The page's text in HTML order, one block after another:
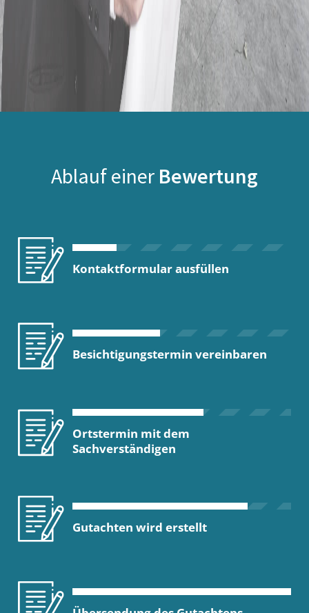
Ablauf einer Bewertung
Kontaktformular ausfüllen
Besichtigungstermin vereinbaren
Ortstermin mit dem
Sachverständigen
Gutachten wird erstellt